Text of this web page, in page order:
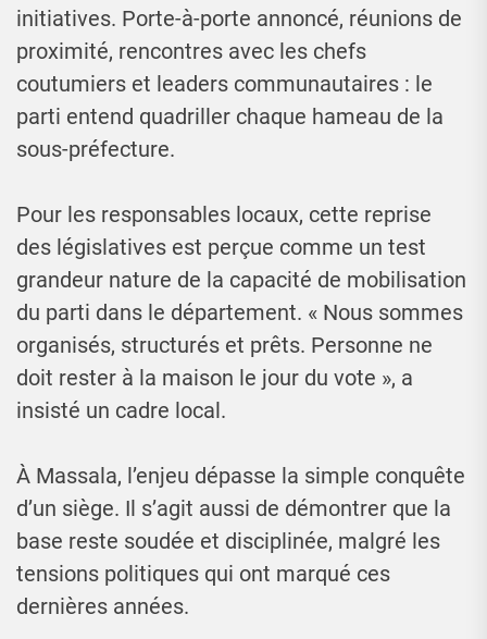
initiatives. Porte-à-porte annoncé, réunions de
proximité, rencontres avec les chefs
coutumiers et leaders communautaires : le
parti entend quadriller chaque hameau de la
sous-préfecture.
Pour les responsables locaux, cette reprise
des législatives est perçue comme un test
grandeur nature de la capacité de mobilisation
du parti dans le département. « Nous sommes
organisés, structurés et prêts. Personne ne
doit rester à la maison le jour du vote », a
insisté un cadre local.
À Massala, l’enjeu dépasse la simple conquête
d’un siège. Il s’agit aussi de démontrer que la
base reste soudée et disciplinée, malgré les
tensions politiques qui ont marqué ces
dernières années.